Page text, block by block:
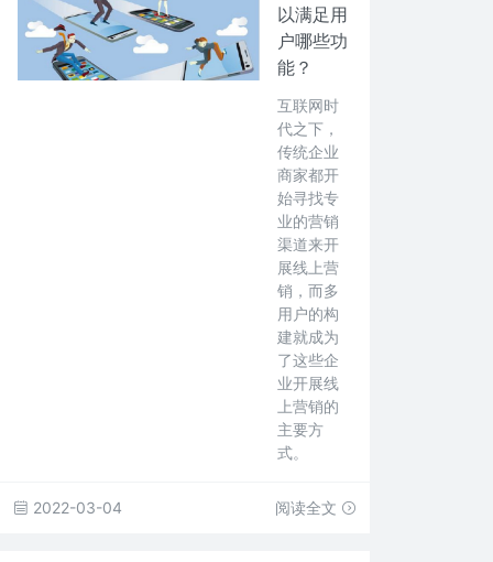
以满足用
户哪些功
能？
互联网时
代之下，
传统企业
商家都开
始寻找专
业的营销
渠道来开
展线上营
销，而多
用户的构
建就成为
了这些企
业开展线
上营销的
主要方
式。
2022-03-04 阅读全文